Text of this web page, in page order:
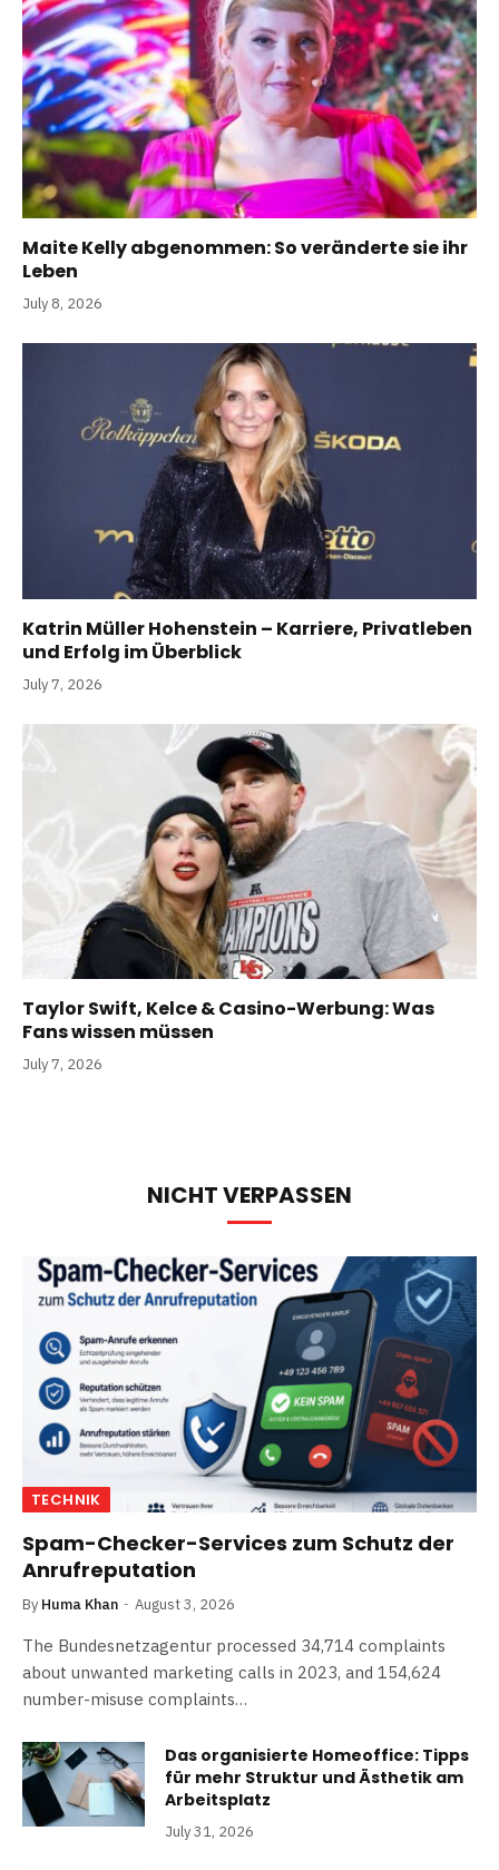
Maite Kelly abgenommen: So veränderte sie ihr
Leben
July 8, 2026
Katrin Müller Hohenstein – Karriere, Privatleben
und Erfolg im Überblick
July 7, 2026
Taylor Swift, Kelce & Casino-Werbung: Was
Fans wissen müssen
July 7, 2026
NICHT VERPASSEN
TECHNIK
Spam-Checker-Services zum Schutz der
Anrufreputation
By Huma Khan August 3, 2026
The Bundesnetzagentur processed 34,714 complaints
about unwanted marketing calls in 2023, and 154,624
number-misuse complaints…
Das organisierte Homeoffice: Tipps
für mehr Struktur und Ästhetik am
Arbeitsplatz
July 31, 2026